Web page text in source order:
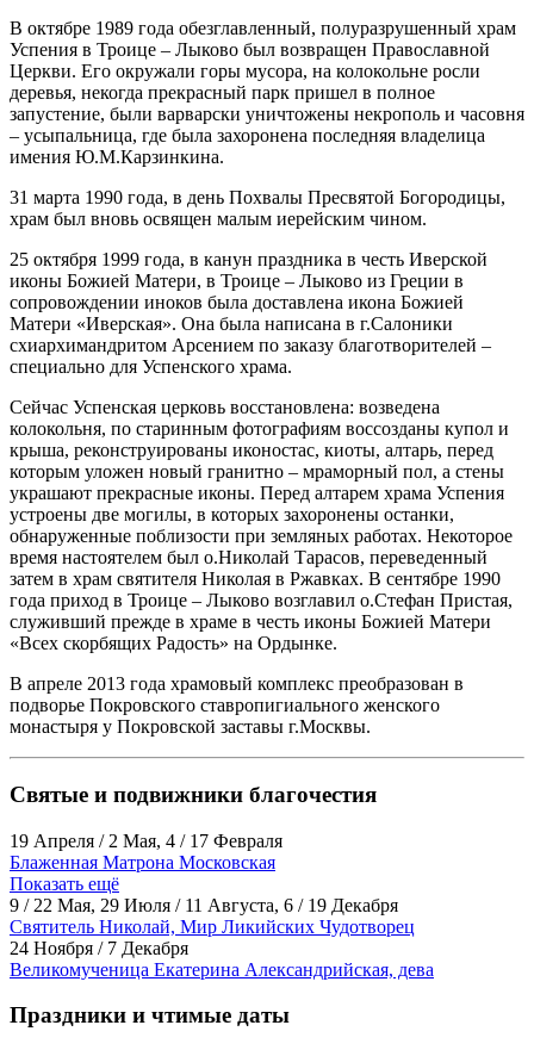
В октябре 1989 года обезглавленный, полуразрушенный храм
Успения в Троице – Лыково был возвращен Православной
Церкви. Его окружали горы мусора, на колокольне росли
деревья, некогда прекрасный парк пришел в полное
запустение, были варварски уничтожены некрополь и часовня
– усыпальница, где была захоронена последняя владелица
имения Ю.М.Карзинкина.
31 марта 1990 года, в день Похвалы Пресвятой Богородицы,
храм был вновь освящен малым иерейским чином.
25 октября 1999 года, в канун праздника в честь Иверской
иконы Божией Матери, в Троице – Лыково из Греции в
сопровождении иноков была доставлена икона Божией
Матери «Иверская». Она была написана в г.Салоники
схиархимандритом Арсением по заказу благотворителей –
специально для Успенского храма.
Сейчас Успенская церковь восстановлена: возведена
колокольня, по старинным фотографиям воссозданы купол и
крыша, реконструированы иконостас, киоты, алтарь, перед
которым уложен новый гранитно – мраморный пол, а стены
украшают прекрасные иконы. Перед алтарем храма Успения
устроены две могилы, в которых захоронены останки,
обнаруженные поблизости при земляных работах. Некоторое
время настоятелем был о.Николай Тарасов, переведенный
затем в храм святителя Николая в Ржавках. В сентябре 1990
года приход в Троице – Лыково возглавил о.Стефан Пристая,
служивший прежде в храме в честь иконы Божией Матери
«Всех скорбящих Радость» на Ордынке.
В апреле 2013 года храмовый комплекс преобразован в
подворье Покровского ставропигиального женского
монастыря у Покровской заставы г.Москвы.
Святые и подвижники благочестия
19 Апреля / 2 Мая, 4 / 17 Февраля
Блаженная Матрона Московская
Показать ещё
9 / 22 Мая, 29 Июля / 11 Августа, 6 / 19 Декабря
Святитель Николай, Мир Ликийских Чудотворец
24 Ноября / 7 Декабря
Великомученица Екатерина Александрийская, дева
Праздники и чтимые даты